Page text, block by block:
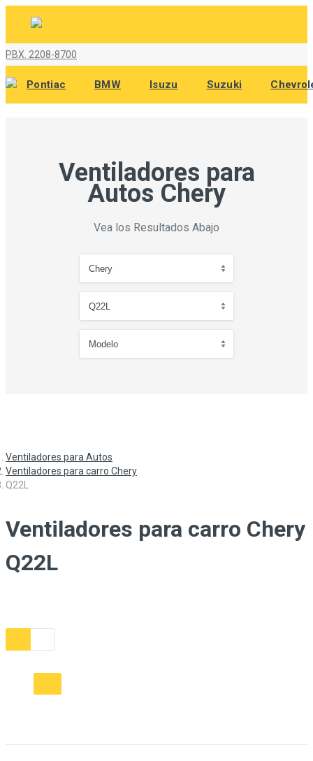
PBX. 2208-8700
Pontiac BMW Isuzu Suzuki
Ventiladores para
Autos Chery
Vea los Resultados Abajo
Ventiladores para Autos
Ventiladores para carro Chery
Q22L
Ventiladores para carro Chery
Q22L